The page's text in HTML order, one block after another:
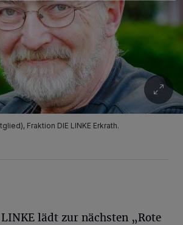
Fraktion DIE LINKE Erkrath.
lädt zur nächsten „Rote